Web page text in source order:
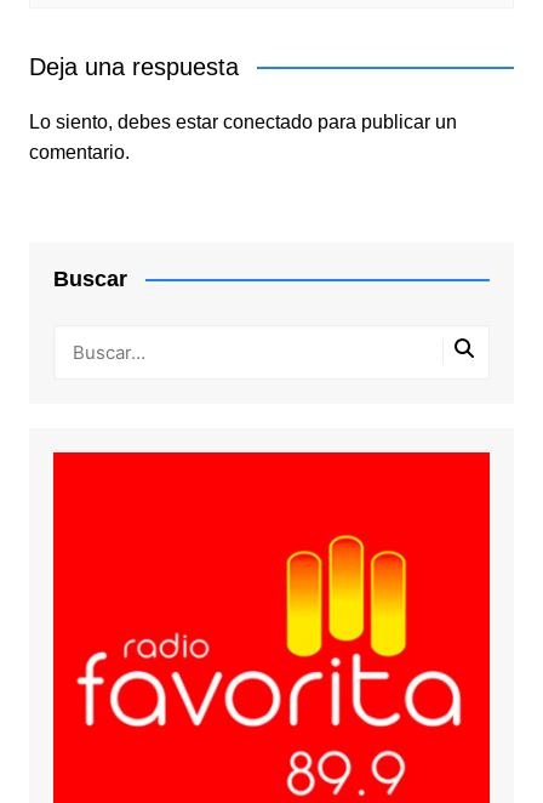
Deja una respuesta
Lo siento, debes estar conectadopara publicar un
comentario.
Buscar